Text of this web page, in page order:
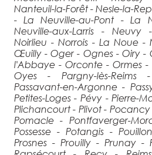
Nanteuil-la-Forêt - Nesle-la-
- La Neuville-au-Pont - La
Neuville-aux-Larris - Neuvy
Noirlieu - Norrois - La Noue -
Œuilly - Oger - Ognes - Oiry -
l'Abbaye - Orconte - Ormes -
Oyes - Pargny-lès-Reims
Passavant-en-Argonne -
Petites-Loges - Pévy - Pierre-
Plichancourt - Plivot - Pocancy
Pomacle - Pontfaverger-
Possesse - Potangis -
Prosnes - Prouilly - Prunay -